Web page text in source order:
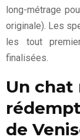
long-métrage
originale). Les
les tout
finalisées.
Un chat
de